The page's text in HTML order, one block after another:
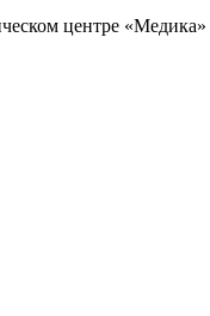
центре